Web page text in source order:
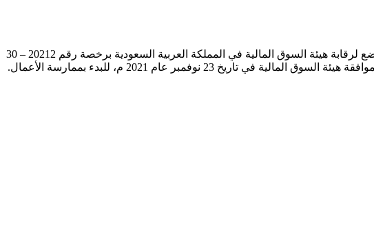
تمرة المالية شركة مساهمة مقفلة برأس مال 24,470,000 ريال سعودي، مدفوع بالكامل، بسجل تجاري رقم 4030414862، تخضع لرقابة هيئة السوق المالية في المملكة العربية السعودية برخصة رقم 20212 – 30